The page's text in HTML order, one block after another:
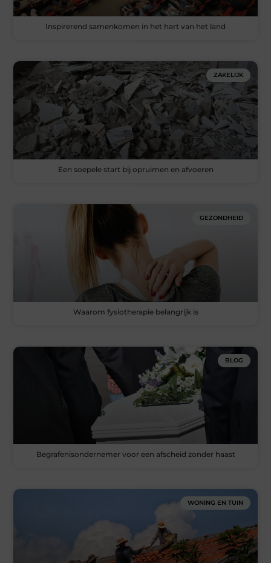
Inspirerend samenkomen in het hart van het land
ZAKELIJK
Een soepele start bij opruimen en afvoeren
GEZONDHEID
Waarom fysiotherapie belangrijk is
BLOG
Begrafenisondernemer voor een afscheid zonder haast
WONING EN TUIN